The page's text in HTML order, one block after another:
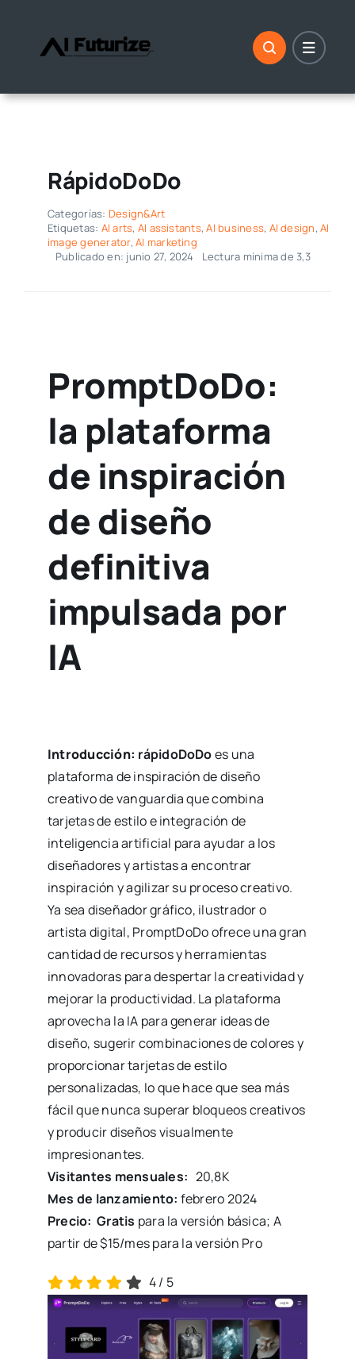
contenido
RápidoDoDo
Categorías: Design&Art
Etiquetas: AI arts, AI assistants,AI business, AI design,AI
image generator,AI marketing
Publicado en: junio 27, 2024
Lectura mínima de 3,3
PromptDoDo:
la plataforma
de inspiración
de diseño
definitiva
impulsada por
IA
Introducción: rápidoDoDoes una
plataforma de inspiración de diseño
creativo de vanguardia que combina
tarjetas de estilo e integración de
inteligencia artificial para ayudar a los
diseñadores y artistas a encontrar
inspiración y agilizar su proceso creativo.
Ya sea diseñador gráfico, ilustrador o
artista digital, PromptDoDo ofrece una gran
cantidad de recursos y herramientas
innovadoras para despertar la creatividad y
mejorar la productividad. La plataforma
aprovecha la IA para generar ideas de
diseño, sugerir combinaciones de colores y
proporcionar tarjetas de estilo
personalizadas, lo que hace que sea más
fácil que nunca superar bloqueos creativos
y producir diseños visualmente
impresionantes.
Visitantes mensuales: 20,8K
Mes de lanzamiento: febrero 2024
Precio: Gratis para la versión básica; A
partir de $15/mes para la versión Pro
4/ 5